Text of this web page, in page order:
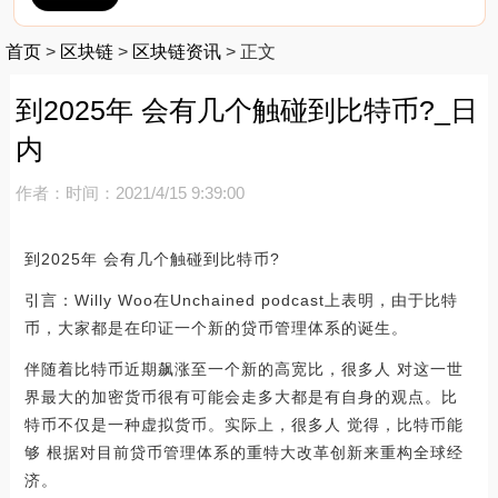
首页 > 区块链 > 区块链资讯 > 正文
到2025年 会有几个触碰到比特币?_日
内
作者： 时间：2021/4/15 9:39:00
到2025年 会有几个触碰到比特币?
引言：Willy Woo在Unchained podcast上表明，由于比特
币，大家都是在印证一个新的贷币管理体系的诞生。
伴随着比特币近期飙涨至一个新的高宽比，很多人 对这一世
界最大的加密货币很有可能会走多大都是有自身的观点。比
特币不仅是一种虚拟货币。实际上，很多人 觉得，比特币能
够 根据对目前贷币管理体系的重特大改革创新来重构全球经
济。